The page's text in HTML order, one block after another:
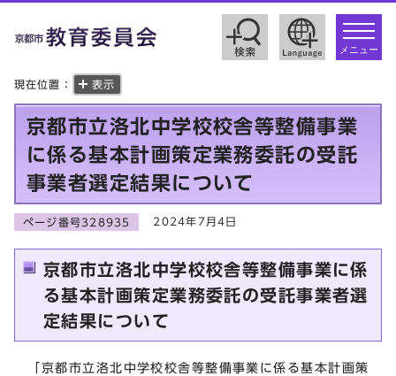
toggle
メニュー
現在位置： 表示
京都市立洛北中学校校舎等整備事業
に係る基本計画策定業務委託の受託
事業者選定結果について
ページ番号328935 2024年7月4日
京都市立洛北中学校校舎等整備事業に係
る基本計画策定業務委託の受託事業者選
定結果について
「京都市立洛北中学校校舎等整備事業に係る基本計画策